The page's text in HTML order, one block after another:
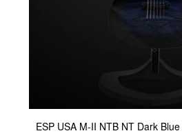
ESP USA M-II NTB NT Dark